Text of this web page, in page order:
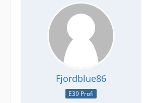
Fjordblue86
E39 Profi